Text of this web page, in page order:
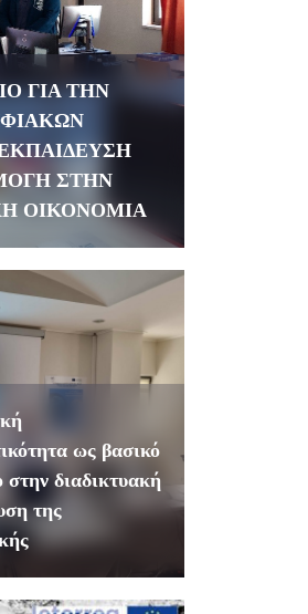
ΓΙΑ ΤΗΝ
ΣΤΗΝ
ΟΙΚΟΝΟΜΙΑ
ως βασικό
στην διαδικτυακή
της